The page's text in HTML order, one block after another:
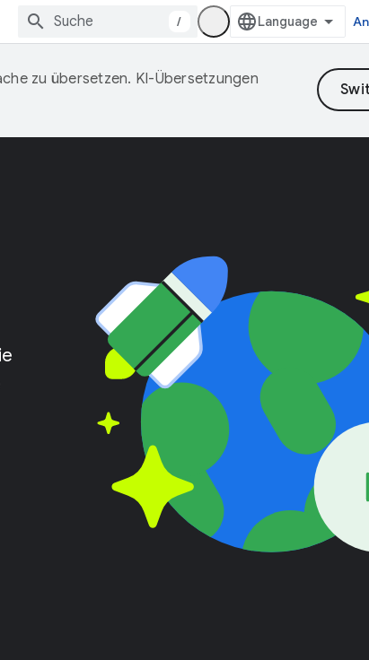
/
zu übersetzen. KI-Übersetzungen